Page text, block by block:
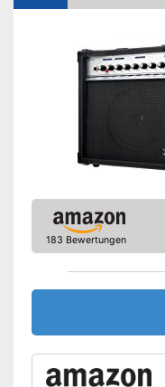
Kopfhörer-Anschluss
183 Bewertungen